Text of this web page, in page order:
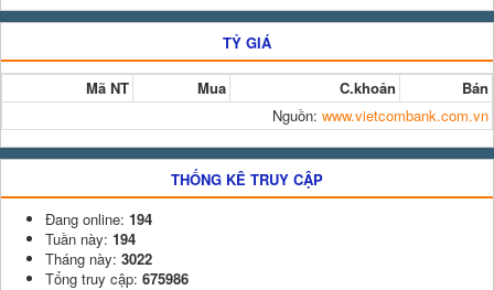
TỶ GIÁ
Mã NT Mua C.khoản
Bán
Nguồn: www.vietcombank.com.vn
THỐNG KÊ TRUY CẬP
Đang online: 194
Tuần này: 194
Tháng này: 3022
Tổng truy cập: 675986